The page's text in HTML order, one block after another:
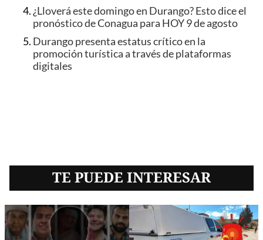
¿Lloverá este domingo en Durango? Esto dice el
pronóstico de Conagua para HOY 9 de agosto
Durango presenta estatus crítico en la
promoción turística a través de plataformas
digitales
TE PUEDE INTERESAR